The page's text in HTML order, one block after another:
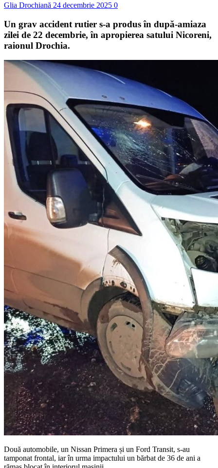
Glia Drochiană 24 decembrie 2025 0
Un grav accident rutier s-a produs în după-amiaza
zilei de 22 decembrie, în apropierea satului Nicoreni,
raionul Drochia.
Două automobile, un Nissan Primera și un Ford Transit, s-au
tamponat frontal, iar în urma impactului un bărbat de 36 de ani a